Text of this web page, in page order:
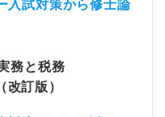
試対策から修士論